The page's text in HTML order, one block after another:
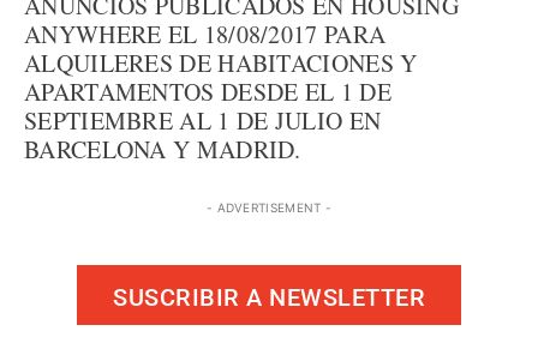
ANYWHERE EL 18/08/2017 PARA
ALQUILERES DE HABITACIONES Y
APARTAMENTOS DESDE EL 1 DE
SEPTIEMBRE AL 1 DE JULIO EN
BARCELONA Y MADRID.
- ADVERTISEMENT -
SUSCRIBIR A NEWSLETTER